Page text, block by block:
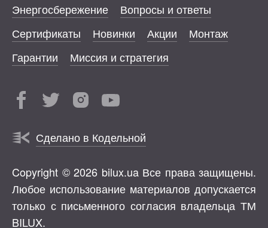
Энергосбережение
Вопросы и ответы
Сертификаты
Новинки Акции
Монтаж
Гарантии
Миссия и стратегия
Сделано в Кодельной
Copyright © 2026 bilux.ua Все права защищены.
Любое использование материалов допускается
только с письменного согласия владельца ТМ
BILUX.